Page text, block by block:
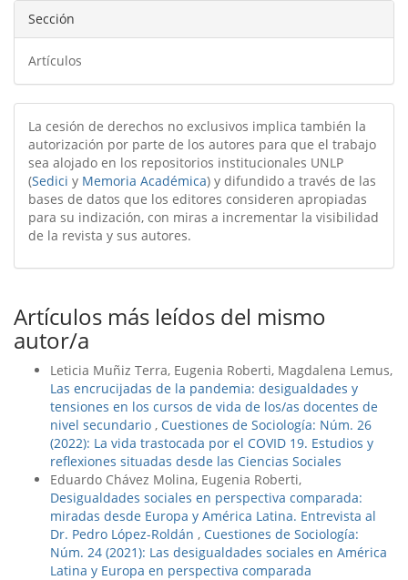
Sección
Artículos
La cesión de derechos no exclusivos implica también la
autorización por parte de los autores para que el trabajo
sea alojado en los repositorios institucionales UNLP
(Sedici y Memoria Académica) y difundido a través de las
bases de datos que los editores consideren apropiadas
para su indización, con miras a incrementar la visibilidad
de la revista y sus autores.
Artículos más leídos del mismo
autor/a
Leticia Muñiz Terra, Eugenia Roberti, Magdalena Lemus,
Las encrucijadas de la pandemia: desigualdades y
tensiones en los cursos de vida de los/as docentes de
nivel secundario , Cuestiones de Sociología: Núm. 26
(2022): La vida trastocada por el COVID 19. Estudios y
reflexiones situadas desde las Ciencias Sociales
Eduardo Chávez Molina, Eugenia Roberti,
Desigualdades sociales en perspectiva comparada:
miradas desde Europa y América Latina. Entrevista al
Dr. Pedro López-Roldán , Cuestiones de Sociología:
Núm. 24 (2021): Las desigualdades sociales en América
Latina y Europa en perspectiva comparada